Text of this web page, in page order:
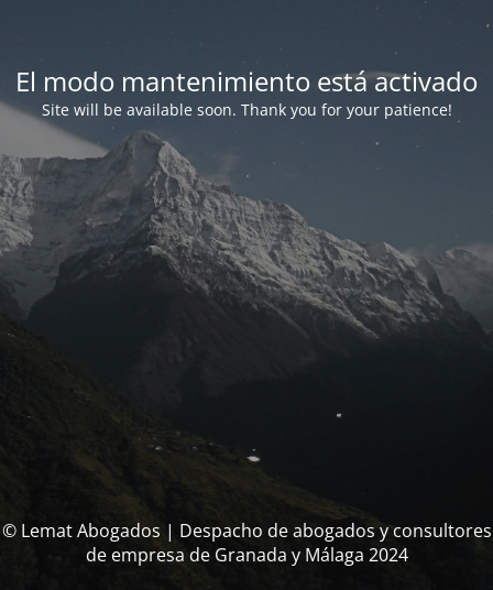
El modo mantenimiento está activado
Site will be available soon. Thank you for your patience!
© Lemat Abogados | Despacho de abogados y consultores
de empresa de Granada y Málaga 2024